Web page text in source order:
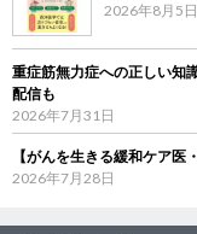
2026年8月5日
重症筋無力症への正しい知
配信も
2026年7月31日
【がんを生きる緩和ケア
2026年7月28日